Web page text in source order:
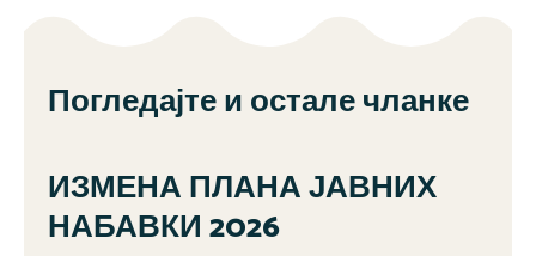
Погледајте и остале чланке
ИЗМЕНА ПЛАНА ЈАВНИХ
НАБАВКИ 2026